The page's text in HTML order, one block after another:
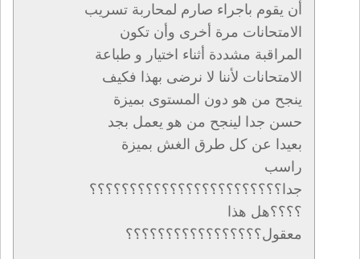
أن يقوم باجراء صارم لمحاربة تسريب
الامتحانات مرة أخرى وأن تكون
المراقبة مشددة أثناء اختيار و طباعة
الامتحانات لأننا لا نرضى بهذا فكيف
ينجح من هو دون المستوى بميزة
حسن جدا لينجح من هو يعمل بجد
بعيدا عن كل طرق الغش بميزة
راسب
جدا؟؟؟؟؟؟؟؟؟؟؟؟؟؟؟؟؟؟؟؟؟؟؟؟
؟؟؟؟هل هذا
معقول؟؟؟؟؟؟؟؟؟؟؟؟؟؟؟؟؟